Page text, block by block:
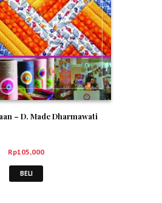
– D. Made Dharmawati
Rp105,000
BELI